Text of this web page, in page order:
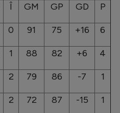
Î GM GP GD P
0 91 75 +16 6
1 88 82 +6 4
2 79 86 -7 1
2 72 87 -15 1